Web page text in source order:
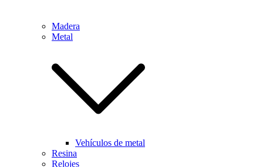
Madera
Metal
Vehículos de metal
Resina
Relojes